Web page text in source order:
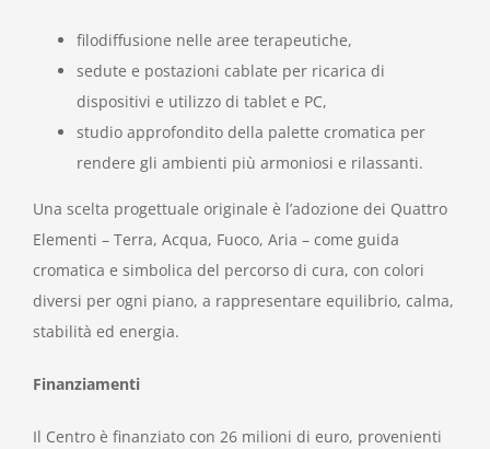
filodiffusione nelle aree terapeutiche,
sedute e postazioni cablate per ricarica di
dispositivi e utilizzo di tablet e PC,
studio approfondito della palette cromatica per
rendere gli ambienti più armoniosi e rilassanti.
Una scelta progettuale originale è l’adozione dei Quattro
Elementi – Terra, Acqua, Fuoco, Aria – come guida
cromatica e simbolica del percorso di cura, con colori
diversi per ogni piano, a rappresentare equilibrio, calma,
stabilità ed energia.
Finanziamenti
Il Centro è finanziato con 26 milioni di euro, provenienti